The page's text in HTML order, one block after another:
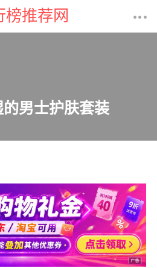
榜推荐网 
男士护肤套装